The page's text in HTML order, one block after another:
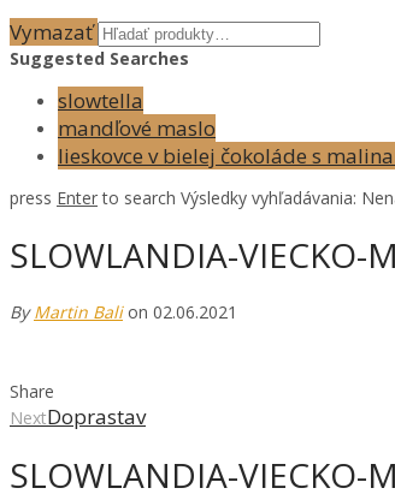
Vymazať
Suggested Searches
slowtella
mandľové maslo
lieskovce v bielej čokoláde s
press Enterto search Výsledky vyhľadávania:
SLOWLANDIA-VIECKO-
ByMartin Bali on 02.06.2021
Share
NextDoprastav
SLOWLANDIA-VIECKO-